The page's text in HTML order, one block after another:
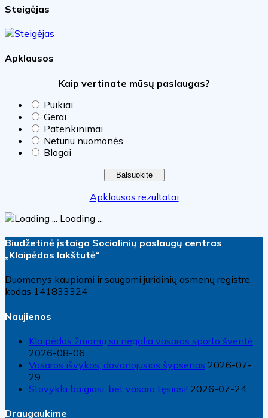
Steigėjas
Apklausos
Kaip vertinate mūsų paslaugas?
Puikiai
Gerai
Patenkinimai
Neturiu nuomonės
Blogai
Apklausos rezultatai
Loading ...
Biudžetinė įstaiga Socialinių paslaugų centras
„Klaipėdos lakštutė“
Duomenys kaupiami ir saugomi juridinių asmenų registre,
kodas 141833324
Naujienos
Klaipėdos žmonių su negalia vasaros sporto šventė
2026-08-06
Vasaros išvykos, dovanojusios šypsenas 2026-07-
29
Stovykla baigiasi, bet vasara tęsiasi! 2026-07-24
Draugaukime